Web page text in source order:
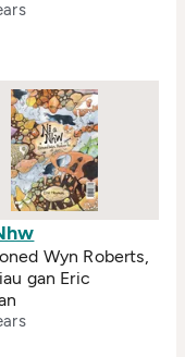
Wyn Roberts,
gan Eric